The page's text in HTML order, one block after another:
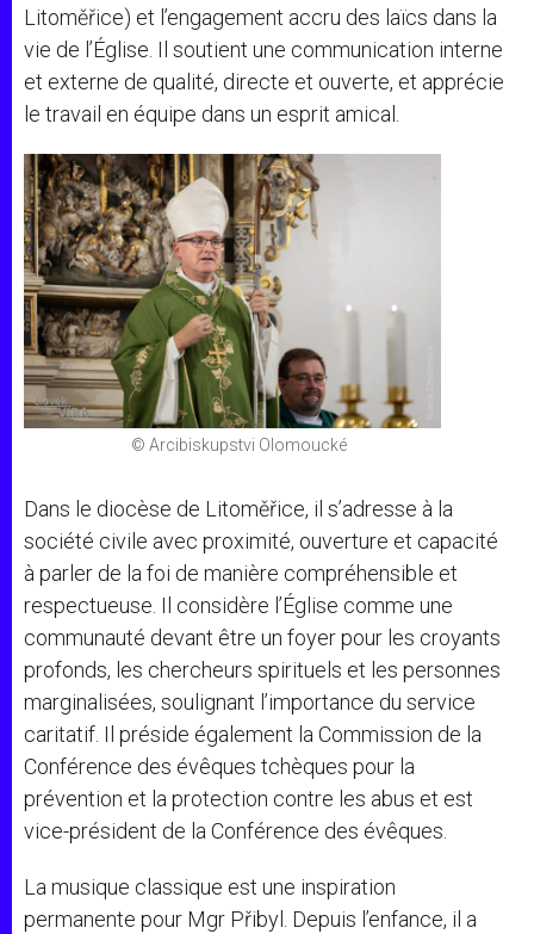
Litoměřice) et l’engagement accru des laïcs dans la
vie de l’Église. Il soutient une communication interne
et externe de qualité, directe et ouverte, et apprécie
le travail en équipe dans un esprit amical.
© Arcibiskupstvi Olomoucké
Dans le diocèse de Litoměřice, il s’adresse à la
société civile avec proximité, ouverture et capacité
à parler de la foi de manière compréhensible et
respectueuse. Il considère l’Église comme une
communauté devant être un foyer pour les croyants
profonds, les chercheurs spirituels et les personnes
marginalisées, soulignant l’importance du service
caritatif. Il préside également la Commission de la
Conférence des évêques tchèques pour la
prévention et la protection contre les abus et est
vice-président de la Conférence des évêques.
La musique classique est une inspiration
permanente pour Mgr Přibyl. Depuis l’enfance, il a